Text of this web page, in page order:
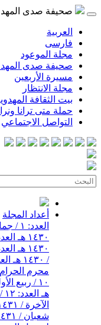
صحيفة صدى
العربية
فارسی
مجلة الموعود
صحيفة صدى
مسيرة الأربعين
مجلة الانتظار
بيت الثقافة
حملة متى ترانا
التواصل الاجتماعي
أعداد المجلة
العدد: ١ / جمادي الآخرة / ١٤٣٠ هـ
١٤٣٠ هـ
العدد: ٣ /
١٤٣٠ هـ
العدد: ٥ / شوال
/ ١٤٣٠ هـ
العدد: ٧ /
محرم الحرام / ١٤٣١
١٠ / ربيع الأول / ١٤٣١ هـ
هـ العدد: ١٢ / جمادي الأول / ١٤٣١ هـ
الآخرة / ١٤٣١ هـ
شعبان / ١٤٣١ هـ